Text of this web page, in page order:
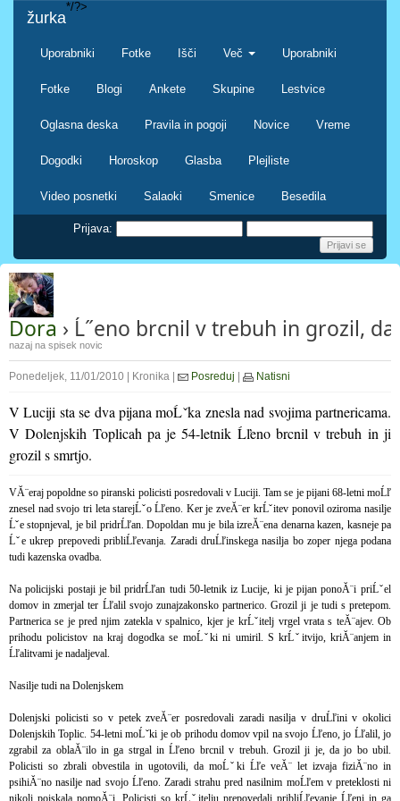
žurka
Uporabniki Fotke Išči Več Uporabniki
Fotke Blogi Ankete Skupine Lestvice
Oglasna deska Pravila in pogoji Novice Vreme
Dogodki Horoskop Glasba Plejliste
Video posnetki Salaoki Smenice Besedila
*/?>
Prijava:
Dora › Ĺ˝eno brcnil v trebuh in grozil,
nazaj na spisek novic
Ponedeljek, 11/01/2010 | Kronika | Posreduj Natisni
V Luciji sta se dva pijana moĹˇka znesla nad svojima partnericama.
V Dolenjskih Toplicah pa je 54-letnik Ĺľeno brcnil v trebuh in ji
grozil s smrtjo.
VĂ¨eraj popoldne so piranski policisti posredovali v Luciji. Tam se je pijani 68-letni moĹľ
znesel nad svojo tri leta starejĹˇo Ĺľeno. Ker je zveĂ¨er krĹˇitev ponovil oziroma nasilje
Ĺˇe stopnjeval, je bil pridrĹľan. Dopoldan mu je bila izreĂ¨ena denarna kazen, kasneje pa
Ĺˇe ukrep prepovedi pribliĹľevanja. Zaradi druĹľinskega nasilja bo zoper njega podana
tudi kazenska ovadba.
Na policijski postaji je bil pridrĹľan tudi 50-letnik iz Lucije, ki je pijan ponoĂ¨i priĹˇel
domov in zmerjal ter Ĺľalil svojo zunajzakonsko partnerico. Grozil ji je tudi s pretepom.
Partnerica se je pred njim zatekla v spalnico, kjer je krĹˇitelj vrgel vrata s teĂ¨ajev. Ob
prihodu policistov na kraj dogodka se moĹˇki ni umiril. S krĹˇitvijo, kriĂ¨anjem in
Ĺľalitvami je nadaljeval.
Nasilje tudi na Dolenjskem
Dolenjski policisti so v petek zveĂ¨er posredovali zaradi nasilja v druĹľini v okolici
Dolenjskih Toplic. 54-letni moĹˇki je ob prihodu domov vpil na svojo Ĺľeno, jo Ĺľalil, jo
zgrabil za oblaĂ¨ilo in ga strgal in Ĺľeno brcnil v trebuh. Grozil ji je, da jo bo ubil.
Policisti so zbrali obvestila in ugotovili, da moĹˇki Ĺľe veĂ¨ let izvaja fiziĂ¨no in
psihiĂ¨no nasilje nad svojo Ĺľeno. Zaradi strahu pred nasilnim moĹľem v preteklosti ni
nikoli poiskala pomoĂ¨i. Policisti so krĹˇitelju prepovedali pribliĹľevanje Ĺľeni in ga